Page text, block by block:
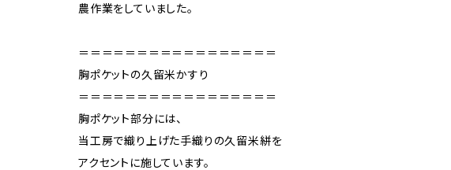
農作業をしていました。
＝＝＝＝＝＝＝＝＝＝＝＝＝＝＝＝＝
胸ポケットの久留米かすり
＝＝＝＝＝＝＝＝＝＝＝＝＝＝＝＝＝
胸ポケット部分には、
当工房で織り上げた手織りの久留米絣を
アクセントに施しています。